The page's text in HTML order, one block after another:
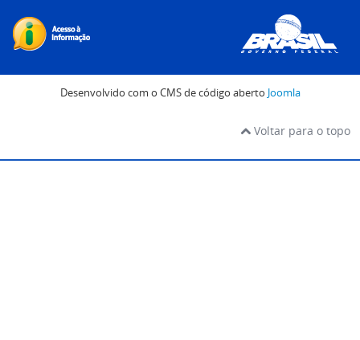
Desenvolvido com o CMS de código aberto Joomla
Voltar para o topo